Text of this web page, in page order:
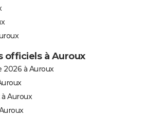
officiels à Auroux
à Auroux
Auroux